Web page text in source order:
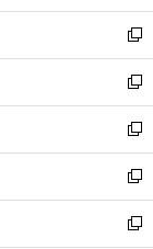
開
く
ウ
で
開
く
ン
ド
ウ
で
開
く
新
し
い
ウ
ィ
ン
ド
ウ
で
新
し
い
ウ
ィ
ン
ド
新
し
い
ウ
ィ
新
し
い
新